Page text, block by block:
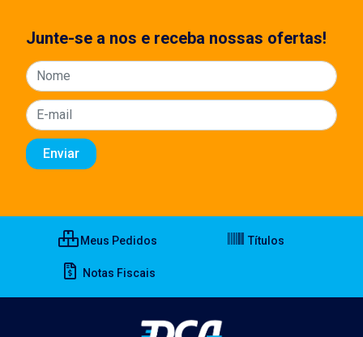
Junte-se a nos e receba nossas ofertas!
Meus Pedidos Títulos
Notas Fiscais